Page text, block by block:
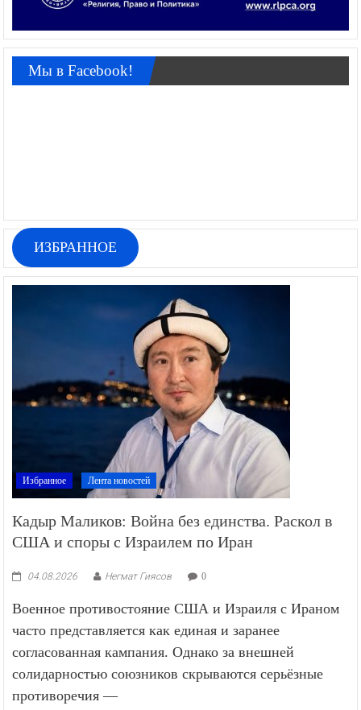
Мы в Facebook!
ИЗБРАННОЕ
Избранное Лента новостей
Кадыр Маликов: Война без единства. Раскол в
США и споры с Израилем по Иран
04.08.2026 Негмат Гиясов 0
Военное противостояние США и Израиля с Ираном
часто представляется как единая и заранее
согласованная кампания. Однако за внешней
солидарностью союзников скрываются серьёзные
противоречия —